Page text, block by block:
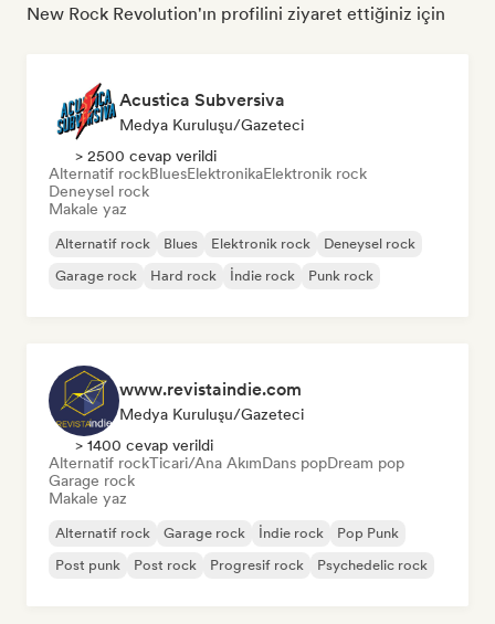
New Rock Revolution'ın profilini ziyaret ettiğiniz için
Acustica Subversiva
Medya Kuruluşu/Gazeteci
> 2500 cevap verildi
Alternatif rockBluesElektronikaElektronik rock
Deneysel rock
Makale yaz
Alternatif rock Blues Elektronik rock
Deneysel rock
Garage rock
Hard rock İndie rock Punk rock
www.revistaindie.com
Medya Kuruluşu/Gazeteci
> 1400 cevap verildi
Alternatif rockTicari/Ana AkımDans popDream pop
Garage rock
Makale yaz
Alternatif rock Garage rock İndie rock
Pop Punk
Post punk
Post rock Progresif rock Psychedelic rock